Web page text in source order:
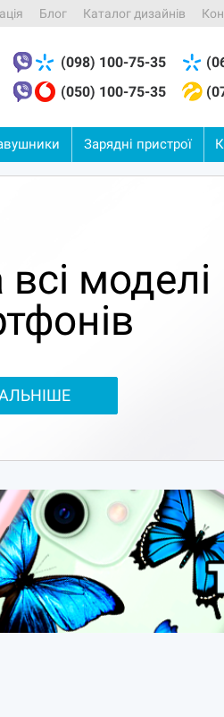
Блог Каталог дизайнів
(098) 100-75-35
(050) 100-75-35
Зарядні пристрої
моделі